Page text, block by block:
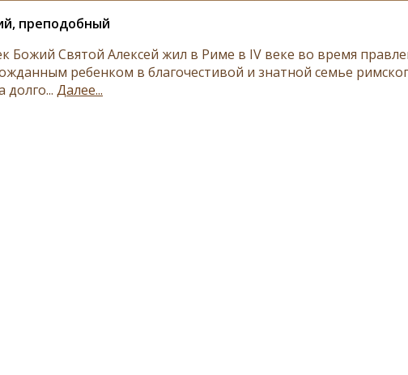
преподобный
Божий Святой Алексей жил в Риме в IV веке во время
ребенком в благочестивой и знатной семье
долго... Далее...